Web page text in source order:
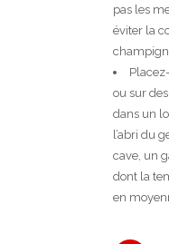
pas les
éviter la
ou sur
dans un
l’abri du
cave, un
dont la
en